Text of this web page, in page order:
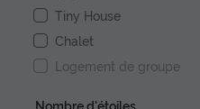
Tiny House
Chalet
Logement de groupe
Nombre d'étoiles